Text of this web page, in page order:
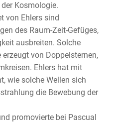
Kosmologie.
von Ehlers sind
des Raum-Zeit-Gefüges,
ausbreiten. Solche
von Doppelsternen,
Ehlers hat mit
wie solche Wellen sich
die Bewebung der
promovierte bei Pascual